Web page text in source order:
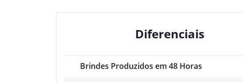
Diferenciais
Brindes Produzidos em 48 Horas